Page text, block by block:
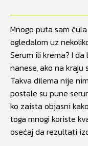
Mnogo puta sam
ogledalom uz
Serum ili krema? I
nanese, ako na kraju
Takva dilema nije
postale su pune
ko zaista objasni
toga mnogi koriste
osećaj da rezultati